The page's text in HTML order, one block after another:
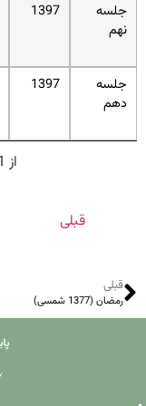
جلسه
نهم
1397
جلسه
دهم
1397
از 1 تا 10 مجموع 10 رکورد
قبلی
قبلی
رمضان (1377 شمسی)